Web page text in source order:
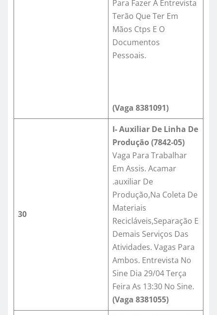
Para Fazer A Entrevista
Terão Que Ter Em
Mãos Ctps E O
Documentos
Pessoais.
(Vaga 8381091)
30
I- Auxiliar De Linha De
Produção (7842-05)
Vaga Para Trabalhar
Em Assis. Acamar
.auxiliar De
Produção,Na Coleta De
Materiais
Recicláveis,Separação E
Demais Serviços Das
Atividades. Vagas Para
Ambos. Entrevista No
Sine Dia 29/04 Terça
Feira As 13:30 No Sine.
(Vaga 8381055)